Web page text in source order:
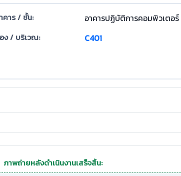
คาร / ชั้น: อาคารปฏิบัติการคอมพิวเตอ
ง / บริเวณ: C401
ภาพถ่ายหลังดำเนินงานเสร็จสิ้น: